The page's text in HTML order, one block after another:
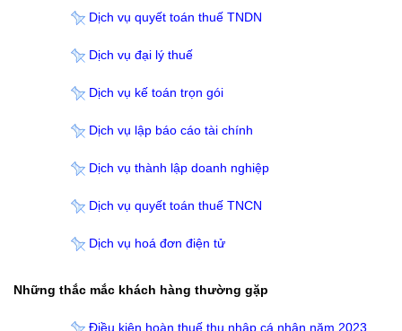
Dịch vụ quyết toán thuế TNDN
Dịch vụ đại lý thuế
Dịch vụ kế toán trọn gói
Dịch vụ lập báo cáo tài chính
Dịch vụ thành lập doanh nghiệp
Dịch vụ quyết toán thuế TNCN
Dịch vụ hoá đơn điện tử
Những thắc mắc khách hàng thường gặp
Điều kiện hoàn thuế thu nhập cá nhân năm 2023